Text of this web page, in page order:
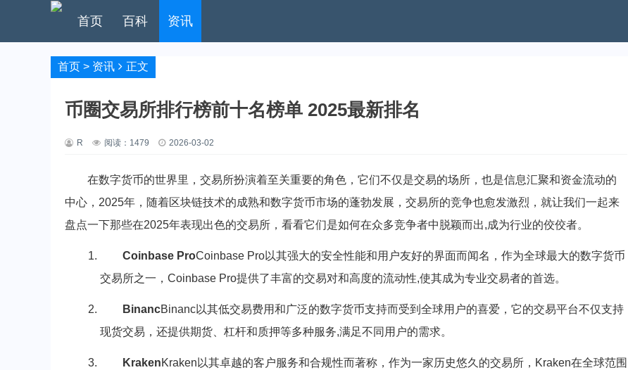
首页 百科 资讯
首页 > 资讯 正文
币圈交易所排行榜前十名榜单 2025最新排名
R 阅读： 1479 2026-03-02
在数字货币的世界里，交易所扮演着至关重要的角色，它们不仅是交易的场所，也是信息汇聚和资金流动的
中心，2025年，随着区块链技术的成熟和数字货币市场的蓬勃发展，交易所的竞争也愈发激烈，就让我们一起来
盘点一下那些在2025年表现出色的交易所，看看它们是如何在众多竞争者中脱颖而出,成为行业的佼佼者。
Coinbase ProCoinbase Pro以其强大的安全性能和用户友好的界面而闻名，作为全球最大的数字货币
交易所之一，Coinbase Pro提供了丰富的交易对和高度的流动性,使其成为专业交易者的首选。
BinancBinanc以其低交易费用和广泛的数字货币支持而受到全球用户的喜爱，它的交易平台不仅支持
现货交易，还提供期货、杠杆和质押等多种服务,满足不同用户的需求。
KrakenKraken以其卓越的客户服务和合规性而著称，作为一家历史悠久的交易所，Kraken在全球范围